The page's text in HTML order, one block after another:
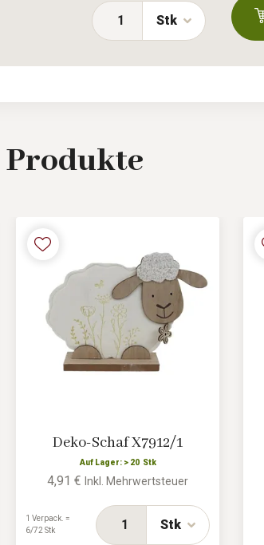
Stk
Produkte
Deko-Schaf X7912/1
Auf Lager: > 20 Stk
4,91 € Inkl. Mehrwertsteuer
Stk
1 Verpack. =
6/72 Stk